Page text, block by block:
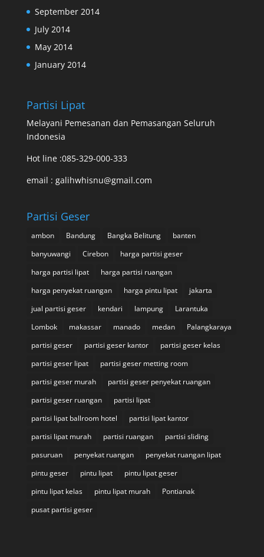
September 2014
July 2014
May 2014
January 2014
Partisi Lipat
Melayani Pemesanan dan Pemasangan Seluruh
Indonesia
Hot line :085-329-000-333
email : galihwhisnu@gmail.com
Partisi Geser
ambon Bandung Bangka Belitung
banten
banyuwangi
Cirebon
harga partisi geser
harga partisi lipat
harga partisi ruangan
harga penyekat ruangan
harga pintu lipat
jakarta
jual partisi geser
kendari lampung
Larantuka
Lombok
makassar manado medan
Palangkaraya
partisi geser
partisi geser kantor
partisi geser kelas
partisi geser lipat
partisi geser metting room
partisi geser murah
partisi geser penyekat ruangan
partisi geser ruangan
partisi lipat
partisi lipat ballroom hotel
partisi lipat kantor
partisi lipat murah
partisi ruangan
partisi sliding
pasuruan
penyekat ruangan
penyekat ruangan lipat
pintu geser
pintu lipat
pintu lipat geser
pintu lipat kelas
pintu lipat murah
Pontianak
pusat partisi geser